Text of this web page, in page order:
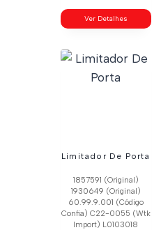
Ver Detalhes
Limitador De Porta
1857591 (Original)
1930649 (Original)
60.99.9.001 (Código
Confia) C22-0055 (Wtk
Import) L0103018